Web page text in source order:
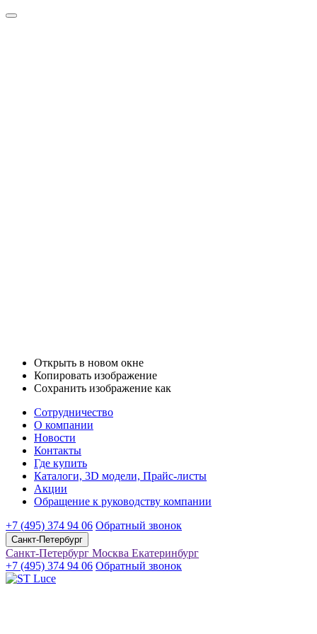
Открыть в новом окне
Копировать изображение
Сохранить изображение как
Сотрудничество
О компании
Новости
Контакты
Где купить
Каталоги, 3D модели, Прайс-листы
Акции
Обращение к руководству компании
+7 (495) 374 94 06 Обратный звонок
Санкт-Петербург
Санкт-Петербург Москва Екатеринбург
+7 (495) 374 94 06 Обратный звонок